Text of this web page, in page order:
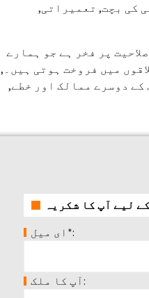
کی بچت, تعمیراتی,
پر فخر ہے جو ہمارے
میں فروخت ہوتی ہیں۔,
فرانس, اٹلی, برازیل, پولینڈ, اور ختم 30 یورپ کے دوسرے ممالک اور خطے,
ای میل*:
آپ کا ملک: